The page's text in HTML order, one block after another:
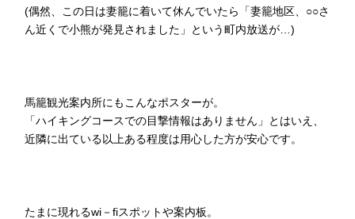
(偶然、この日は妻籠に着いて休んでいたら「妻籠地区、○○さ
ん近くで小熊が発見されました」という町内放送が…)
馬籠観光案内所にもこんなポスターが。
「ハイキングコースでの目撃情報はありません」とはいえ、
近隣に出ている以上ある程度は用心した方が安心です。
たまに現れるwi－fiスポットや案内板。